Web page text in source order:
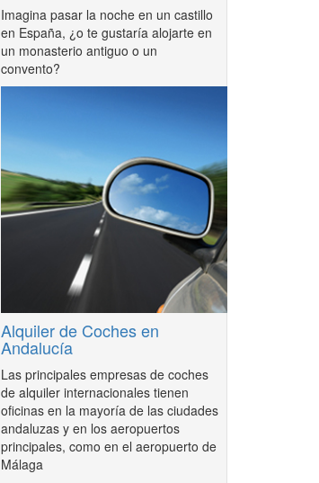
Imagina pasar la noche en un castillo
en España, ¿o te gustaría alojarte en
un monasterio antiguo o un
convento?
Alquiler de Coches en
Andalucía
Las principales empresas de coches
de alquiler internacionales tienen
oficinas en la mayoría de las ciudades
andaluzas y en los aeropuertos
principales, como en el aeropuerto de
Málaga